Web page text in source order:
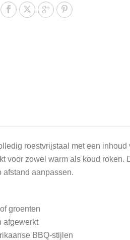
roestvrijstaal met een
voor zowel warm als koud
aanpassen.
groenten
afgewerkt
BBQ-stijlen